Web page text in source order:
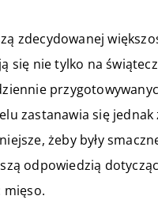
zdecydowanej
się nie tylko na
zastanawia się jednak
żeby były
odpowiedzią
mięso.